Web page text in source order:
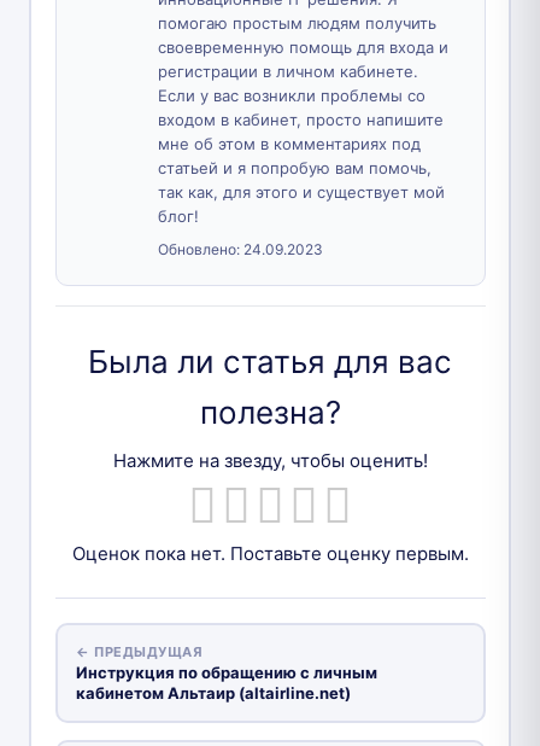
помогаю простым людям получить
своевременную помощь для входа и
регистрации в личном кабинете.
Если у вас возникли проблемы со
входом в кабинет, просто напишите
мне об этом в комментариях под
статьей и я попробую вам помочь,
так как, для этого и существует мой
блог!
Обновлено: 24.09.2023
Была ли статья для вас
полезна?
Нажмите на звезду, чтобы оценить!
Оценок пока нет. Поставьте оценку первым.
← ПРЕДЫДУЩАЯ
Инструкция по обращению с личным
кабинетом Альтаир (altairline.net)